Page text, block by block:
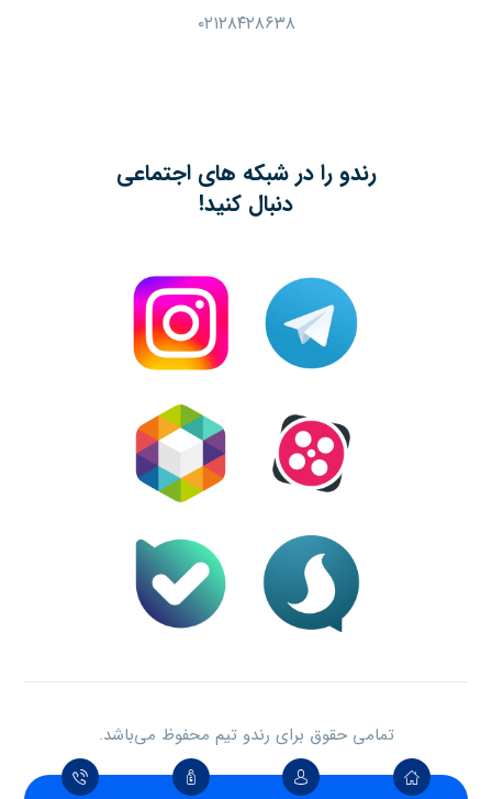
۰۲۱۲۸۴۲۸۶۳۸
رندو را در شبکه های اجتماعی
دنبال کنید!
تمامی حقوق برای رندو تیم محفوظ می‌باشد.